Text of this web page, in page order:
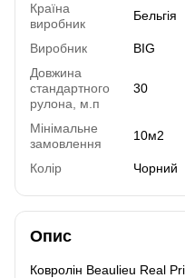
Країна
виробник
Бельгія
Виробник
BIG
Довжина
стандартного
рулона, м.п
30
Мінімальне
замовлення
10м2
Колір Чорний
Опис
Ковролін Beaulieu Real